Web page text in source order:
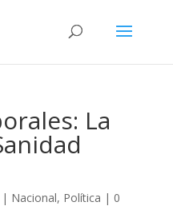
La
Nacional, Política | 0